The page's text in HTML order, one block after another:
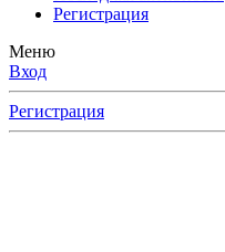
Регистрация
Меню
Вход
Регистрация